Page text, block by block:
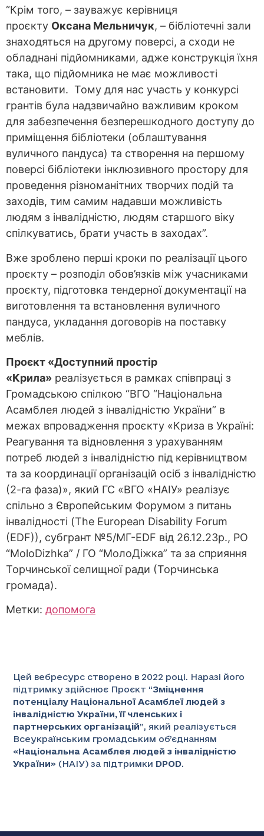
“Крім того, – зауважує керівниця
проєкту Оксана Мельничук, – бібліотечні зали
знаходяться на другому поверсі, а сходи не
обладнані підйомниками, адже конструкція їхня
така, що підйомника не має можливості
встановити. Тому для нас участь у конкурсі
грантів була надзвичайно важливим кроком
для забезпечення безперешкодного доступу до
приміщення бібліотеки (облаштування
вуличного пандуса) та створення на першому
поверсі бібліотеки інклюзивного простору для
проведення різноманітних творчих подій та
заходів, тим самим надавши можливість
людям з інвалідністю, людям старшого віку
спілкуватись, брати участь в заходах”.
Вже зроблено перші кроки по реалізації цього
проєкту – розподіл обов’язків між учасниками
проєкту, підготовка тендерної документації на
виготовлення та встановлення вуличного
пандуса, укладання договорів на поставку
меблів.
Проєкт «Доступний простір
«Крила» реалізується в рамках співпраці з
Громадською спілкою “ВГО “Національна
Асамблея людей з інвалідністю України” в
межах впровадження проєкту «Криза в Україні:
Реагування та відновлення з урахуванням
потреб людей з інвалідністю під керівництвом
та за координації організацій осіб з інвалідністю
(2-га фаза)», який ГС «ВГО «НАІУ» реалізує
спільно з Європейським Форумом з питань
інвалідності (The European Disability Forum
(EDF)), субгрант №5/МГ-EDF від 26.12.23р., РО
“MoloDizhka” / ГО “МолоДіжка” та за сприяння
Торчинської селищної ради (Торчинська
громада).
Метки: допомога
Цей вебресурс створено в 2022 році. Наразі його
підтримку здійснює Проєкт “Зміцнення
потенціалу Національної Асамблеї людей з
інвалідністю України, її членських і
партнерських організацій”, який реалізується
Всеукраїнським громадським об’єднанням
«Національна Асамблея людей з інвалідністю
України» (НАІУ) за підтримки DPOD.